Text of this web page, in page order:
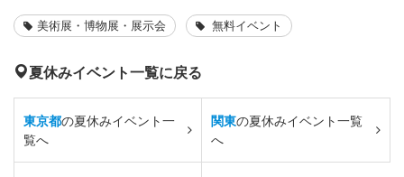
美術展・博物展・展示会 無料イベント
夏休みイベント一覧に戻る
東京都の夏休みイベント一
覧へ
関東の夏休みイベント一覧
へ